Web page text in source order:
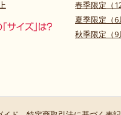
春季限定（
夏季限定（6
秋季限定（9